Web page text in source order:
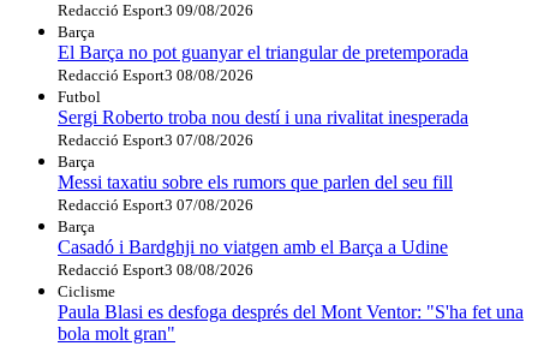
Redacció Esport3 09/08/2026
Barça
El Barça no pot guanyar el triangular de pretemporada
Redacció Esport3 08/08/2026
Futbol
Sergi Roberto troba nou destí i una rivalitat inesperada
Redacció Esport3 07/08/2026
Barça
Messi taxatiu sobre els rumors que parlen del seu fill
Redacció Esport3 07/08/2026
Barça
Casadó i Bardghji no viatgen amb el Barça a Udine
Redacció Esport3 08/08/2026
Ciclisme
Paula Blasi es desfoga després del Mont Ventor: "S'ha fet una
bola molt gran"